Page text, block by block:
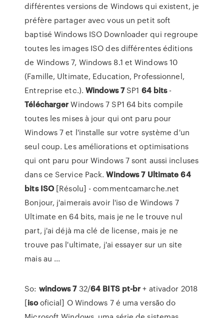
différentes versions de Windows qui existent, je
préfère partager avec vous un petit soft
baptisé Windows ISO Downloader qui regroupe
toutes les images ISO des différentes éditions
de Windows 7, Windows 8.1 et Windows 10
(Famille, Ultimate, Education, Professionnel,
Entreprise etc.).Windows 7SP1 64 bits-
TéléchargerWindows 7 SP1 64 bits compile
toutes les mises à jour qui ont paru pour
Windows 7 et l'installe sur votre système d'un
seul coup. Les améliorations et optimisations
qui ont paru pour Windows 7 sont aussi incluses
dans ce Service Pack.Windows7 Ultimate 64
bits ISO [Résolu] - commentcamarche.net
Bonjour, j'aimerais avoir l'iso de Windows 7
Ultimate en 64 bits, mais je ne le trouve nul
part, j'ai déjà ma clé de license, mais je ne
trouve pas l'ultimate, j'ai essayer sur un site
mais au ...
So: windows732/64 BITS pt-br+ ativador 2018
[isooficial] O Windows 7 é uma versão do